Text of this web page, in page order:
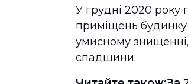
У грудні 2020 року
приміщень будинку
умисному
спадщини.